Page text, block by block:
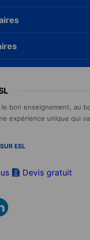
bon enseignement, au
expérience unique qui
ESL
Devis gratuit